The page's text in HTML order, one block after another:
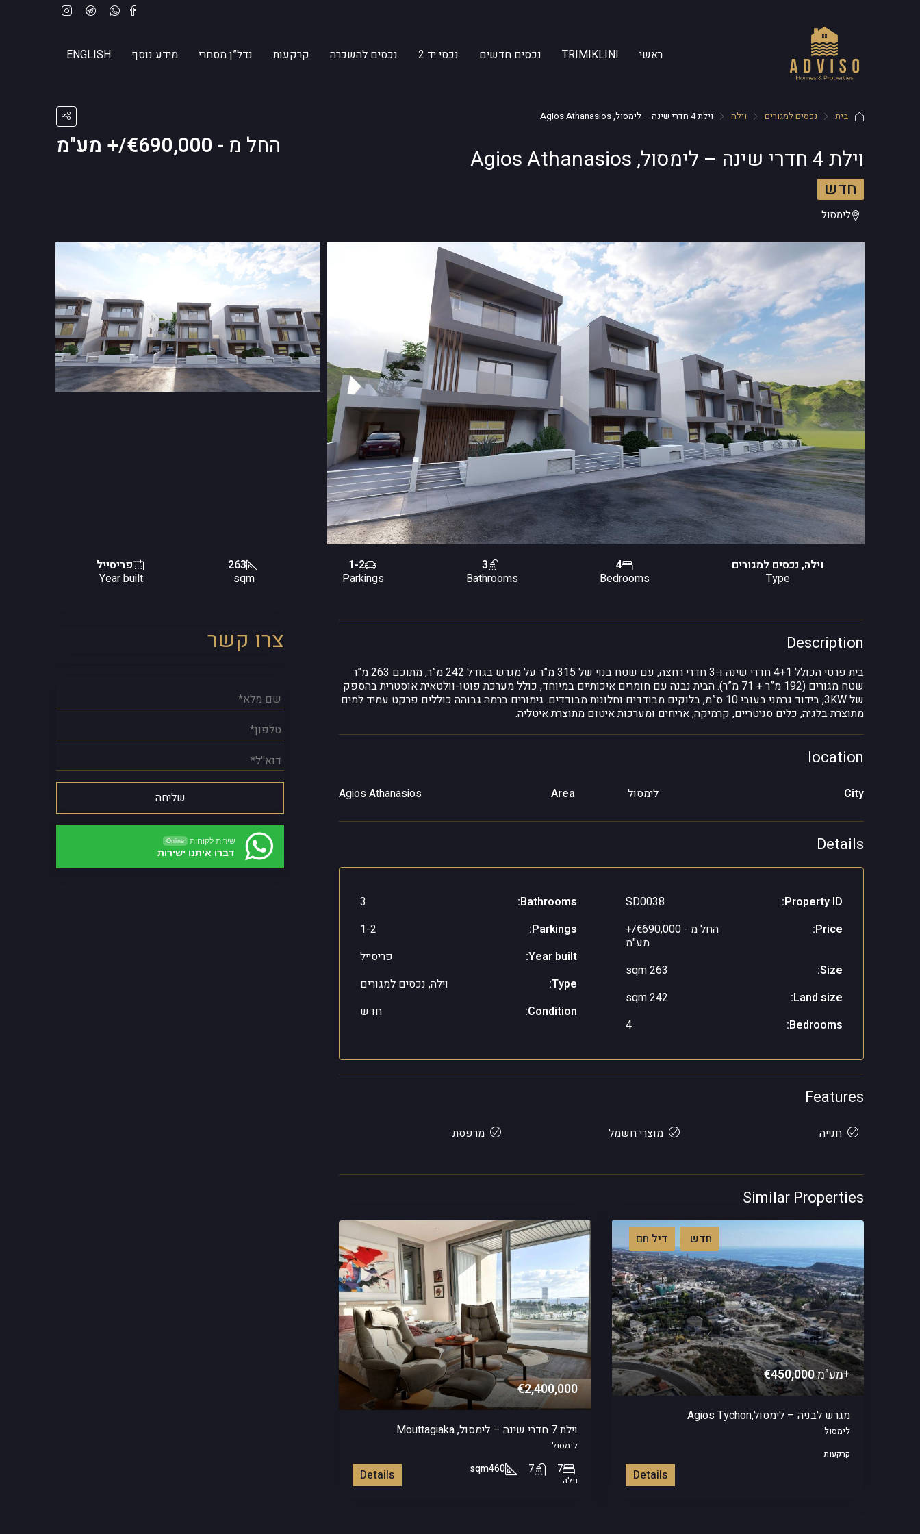
ראשי TRIMIKLINI נכסים חדשים נכסי יד 2 נכסים להשכרה קרקעות נדל”ן מסחרי מידע נוסף ENGLISH
בית נכסים למגורים וילה וילת 4 חדרי שינה – לימסול, Agios Athanasios
וילת 4 חדרי שינה – לימסול, Agios Athanasios החל מ - €690,000/+ מע"מ
חדש
לימסול
וילה, נכסים למגורים
Type
4
Bedrooms
3
Bathrooms
1-2
Parkings
263
sqm
פריסייל
Year built
Description
בית פרטי הכולל 4+1 חדרי שינה ו-3 חדרי רחצה, עם שטח בנוי של 315 מ”ר על מגרש בגודל 242 מ”ר, מתוכם 263 מ”ר
שטח מגורים (192 מ”ר + 71 מ”ר). הבית נבנה עם חומרים איכותיים במיוחד, כולל מערכת פוטו-וולטאית אוסטרית בהספק
של 3KW, בידוד גרמני בעובי 10 ס”מ, בלוקים מבודדים וחלונות מבודדים. גימורים ברמה גבוהה כוללים פרקט עמיד למים
מתוצרת בלגיה, כלים סניטריים, קרמיקה, אריחים ומערכות איטום מתוצרת איטליה.
location
City לימסול Area
Agios Athanasios
Details
Property ID:
SD0038
Price:
החל מ -
€690,000/+
מע"מ
Size:
263 sqm
Land size:
242 sqm
Bedrooms:
4
Bathrooms:
3
Parkings:
1-2
Year built:
פריסייל
Type:
וילה, נכסים למגורים
Condition:
חדש
Features
חנייה מוצרי חשמל מרפסת
Similar Properties
חדש דיל חם
+מע"מ€450,000
מגרש לבניה – לימסול,Agios Tychon
לימסול
קרקעות
Details
€2,400,000
וילת 7 חדרי שינה – לימסול, Mouttagiaka
לימסול
7
7
460
sqm
וילה Details
צרו קשר
שירות לקוחות Online
דברו איתנו ישירות